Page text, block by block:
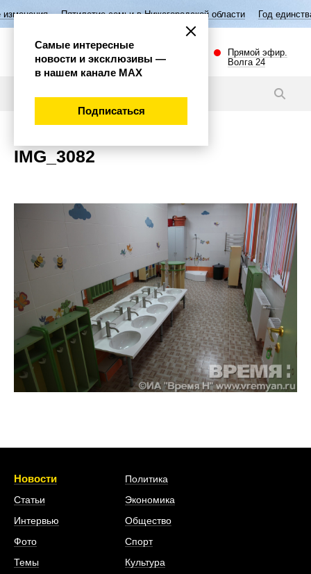
Пятилетие семьи в Нижегородской области Год
Прямой эфир.
Волга 24
IMG_3082
Новости
Статьи
Интервью
Фото
Темы
Политика
Экономика
Общество
Спорт
Культура
Самые интересные
новости и эксклюзивы —
в нашем канале МАХ
Подписаться